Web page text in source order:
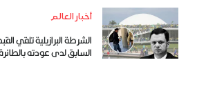
أخبار العالم
الشرطة البرازيلية تلقي
السابق لدى عودته